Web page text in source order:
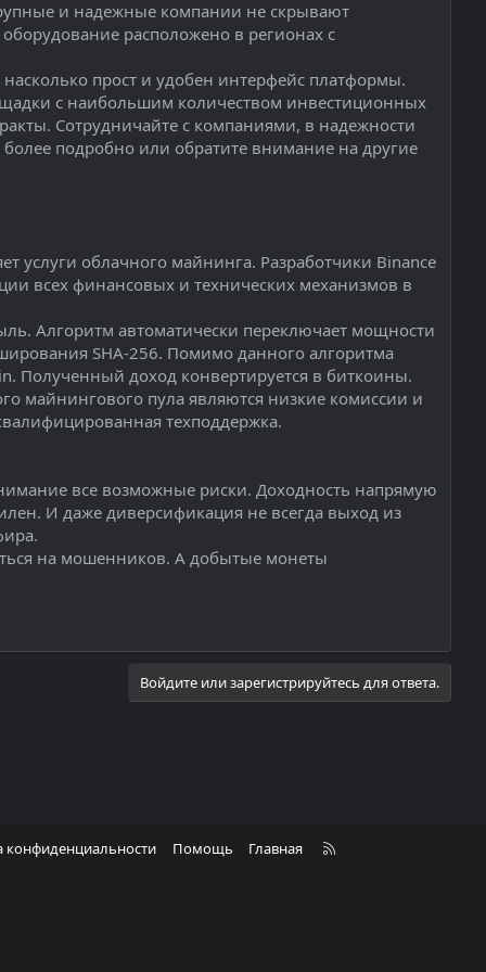
и надежные компании не скрывают
расположено в регионах с
прост и удобен интерфейс платформы.
с наибольшим количеством инвестиционных
Сотрудничайте с компаниями, в надежности
подробно или обратите внимание на другие
услуги облачного майнинга. Разработчики Binance
всех финансовых и технических механизмов в
Алгоритм автоматически переключает мощности
SHA-256. Помимо данного алгоритма
Полученный доход конвертируется в биткоины.
майнингового пула являются низкие комиссии и
техподдержка.
все возможные риски. Доходность напрямую
И даже диверсификация не всегда выход из
на мошенников. А добытые монеты
Войдите или зарегистрируйтесь для ответа.
конфиденциальности Помощь Главная
R